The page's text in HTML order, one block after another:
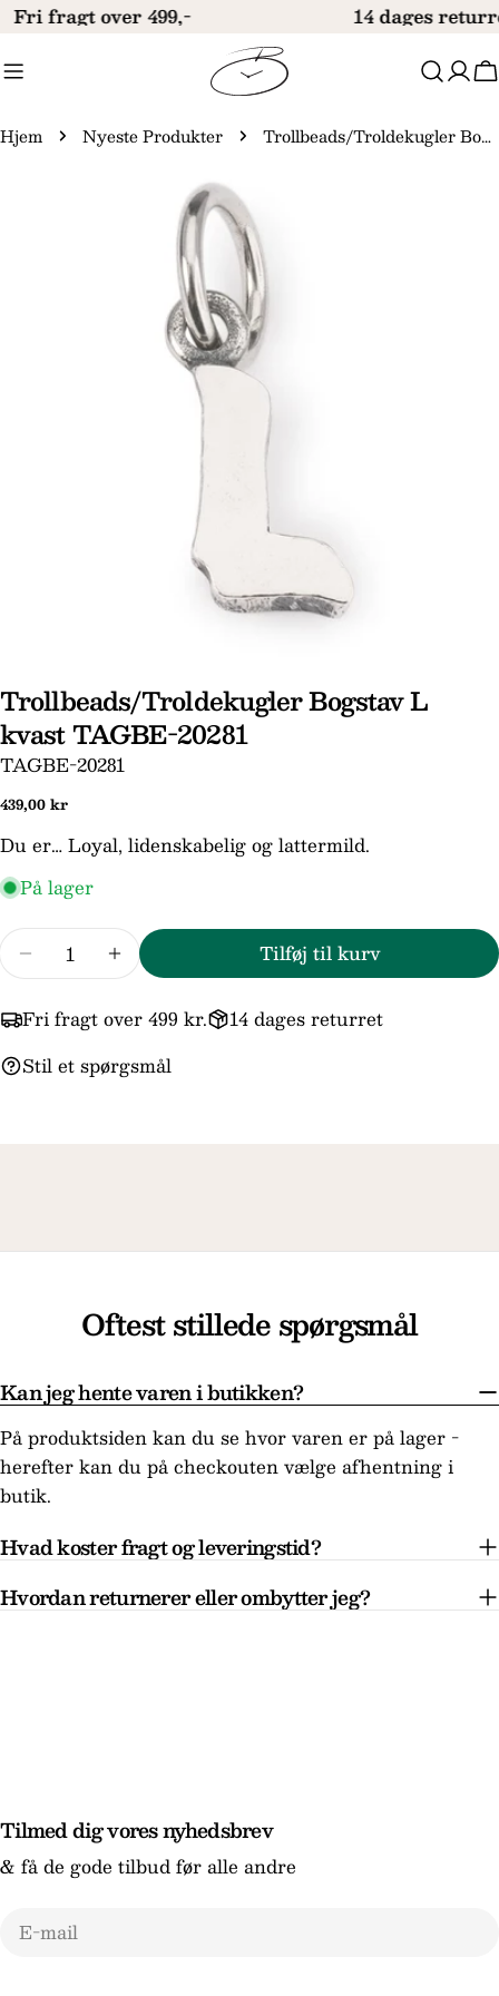
Gå
indhold
Fri fragt over 499,- 14 dages
Hjem Nyeste Produkter Trollbeads/Troldekugler Bogstav L kvast TAGBE-20281
Trollbeads/Troldekugler Bogstav L
kvast TAGBE-20281
SKU:
TAGBE-20281
Normal
439,00 kr
Du er… Loyal, lidenskabelig og lattermild.
På lager
Reducer mængden for Trollbeads/
Forøg mængden for Trollbeads/
Tilføj til kurv
Fri fragt over 499 kr.
14 dages returret
Stil et spørgsmål
Stil et spørgsmål
Dit
navn
Din
Din
besked
Felterne markeret med * er obligatoriske.
Oftest stillede spørgsmål
Kan jeg hente varen i butikken?
På produktsiden kan du se hvor varen er på lager -
herefter kan du på checkouten vælge afhentning i
butik.
Hvad koster fragt og leveringstid?
Hvordan returnerer eller ombytter jeg?
Tilmed dig vores nyhedsbrev
& få de gode tilbud før alle andre
E-